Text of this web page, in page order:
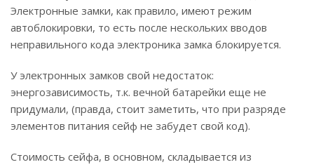
Электронные замки, как правило, имеют режим
автоблокировки, то есть после нескольких вводов
неправильного кода электроника замка блокируется.
У электронных замков свой недостаток:
энергозависимость, т.к. вечной батарейки еще не
придумали, (правда, стоит заметить, что при разряде
элементов питания сейф не забудет свой код).
Стоимость сейфа, в основном, складывается из